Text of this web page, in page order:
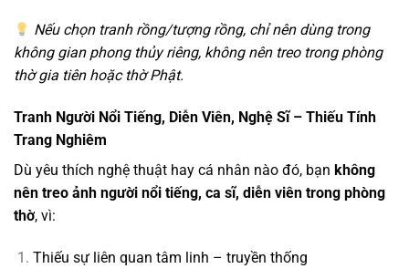
Nếu chọn tranh rồng/tượng rồng, chỉ nên dùng trong
không gian phong thủy riêng, không nên treo trong phòng
thờ gia tiên hoặc thờ Phật.
Tranh Người Nổi Tiếng, Diễn Viên, Nghệ Sĩ – Thiếu Tính
Trang Nghiêm
Dù yêu thích nghệ thuật hay cá nhân nào đó, bạn không
nên treo ảnh người nổi tiếng, ca sĩ, diễn viên trong phòng
thờ, vì:
Thiếu sự liên quan tâm linh – truyền thống